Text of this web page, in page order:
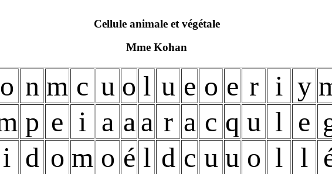
Cellule animale et végétale
Mme Kohan
o n m c u o l u e o e r i y
p e i a a a r a c q u l e
i d o m o é l d c u u o l l